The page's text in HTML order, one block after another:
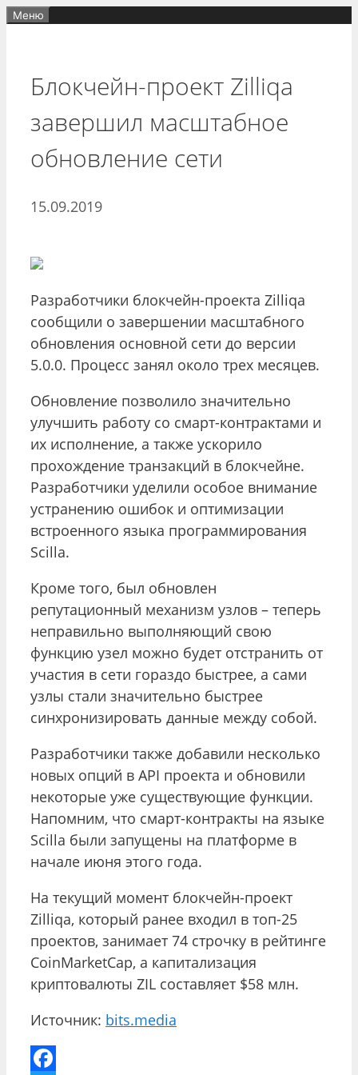
Перейти
Меню
Блокчейн-проект Zilliqa
завершил масштабное
обновление сети
15.09.2019
Разработчики блокчейн-проекта Zilliqa
сообщили о завершении масштабного
обновления основной сети до версии
5.0.0. Процесс занял около трех месяцев.
Обновление позволило значительно
улучшить работу со смарт-контрактами и
их исполнение, а также ускорило
прохождение транзакций в блокчейне.
Разработчики уделили особое внимание
устранению ошибок и оптимизации
встроенного языка программирования
Scilla.
Кроме того, был обновлен
репутационный механизм узлов – теперь
неправильно выполняющий свою
функцию узел можно будет отстранить от
участия в сети гораздо быстрее, а сами
узлы стали значительно быстрее
синхронизировать данные между собой.
Разработчики также добавили несколько
новых опций в API проекта и обновили
некоторые уже существующие функции.
Напомним, что смарт-контракты на языке
Scilla были запущены на платформе в
начале июня этого года.
На текущий момент блокчейн-проект
Zilliqa, который ранее входил в топ-25
проектов, занимает 74 строчку в рейтинге
CoinMarketCap, а капитализация
криптовалюты ZIL составляет $58 млн.
Источник: bits.media